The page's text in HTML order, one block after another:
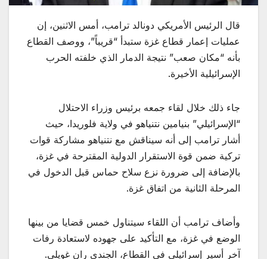
قال الرئيس الأمريكي دونالد ترامب، أمس الاثنين، إن
عمليات إعمار قطاع غزة ستبدأ “قريباً”، ووصف القطاع
بأنه “مكان صعب” نتيجة الدمار الذي خلفته الحرب
الإسرائيلية الأخيرة.
جاء ذلك خلال لقاء جمعه برئيس وزراء الاحتلال
“الإسرائيلي” بنيامين نتنياهو في ولاية فلوريدا، حيث
أشار ترامب إلى أنه سيناقش مع نتنياهو مشاركة قوات
تركية ضمن قوة الاستقرار الدولية المقترحة في غزة،
بالإضافة إلى ضرورة نزع سلاح حماس قبل الدخول في
المرحلة الثانية من اتفاق غزة.
وأضاف ترامب أن اللقاء سيتناول خمس قضايا من بينها
الوضع في غزة، مع التأكيد على جهوده لاستعادة رفات
آخر أسير إسرائيلي في القطاع، الجندي ران غويلي.